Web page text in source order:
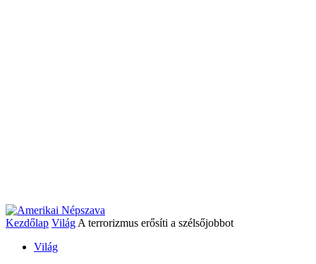
Kezdőlap Világ A terrorizmus erősíti a szélsőjobbot
Világ